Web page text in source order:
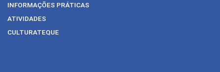
INFORMAÇÕES PRÁTICAS
ATIVIDADES
CULTURATEQUE